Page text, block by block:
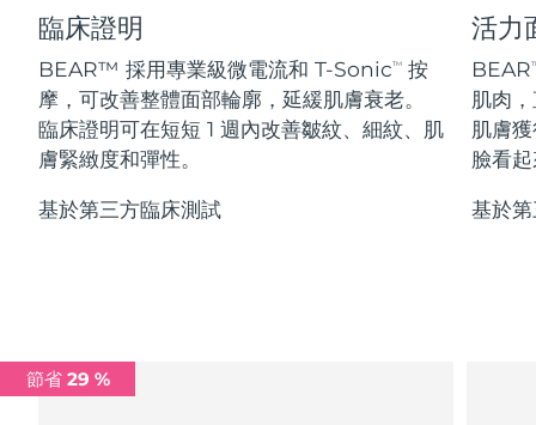
臨床證明
BEAR™ 採用專業級微電流和 T-SonicTM
按
摩，可改善整體面部輪廓，延緩肌膚衰老。
臨床證明可在短短 1 週內改善皺紋、細紋、肌
膚緊緻度和彈性。
基於第三方臨床測試
活力
BEAR
肌肉
肌膚
臉看
基於
節省 29 %
Travel-friendly IPL hair removal
PEACH™ Cooling Prep Gel
Cooling IPL hair removal gel
Firming body serum
Acne treatment device
ESPADA™ Blemish Solution
Concentrated acne gel
Rejuvenating eye massager
眼部護膚
Advanced eye care treatment
KIWI™ derma
Diamond microdermabrasion .
KIWI™
LUNA™ 4 hair
2-in-1 LED scalp massager
FLIP™ play advanced
牙齒美白
NEW
issa™ Teeth Whitening Set
Dual LED + sonic device & 18% PAP gel
更多的
匈牙利 08/08/2026
冰島 09/08/2026
印尼 預計送達日期06/08/2026
愛爾蘭 08/08/2026
義大利